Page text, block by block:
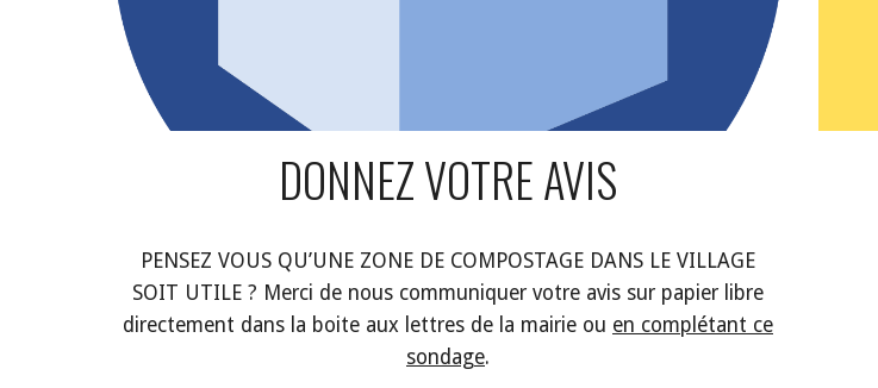
DONNEZ VOTRE AVIS
PENSEZ VOUS QU’UNE ZONE DE COMPOSTAGE DANS LE VILLAGE
SOIT UTILE ? Merci de nous communiquer votre avis sur papier libre
directement dans la boite aux lettres de la mairie ou en complétant ce
sondage.